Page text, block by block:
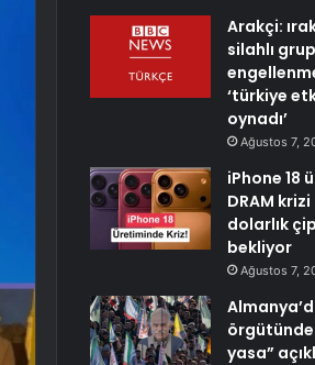
Arakçi:
silahlı
‘türkiye
oynadı’
Ağustos 7,
iPhone 18
DRAM
dolarlık
bekliyor
Ağustos 7,
yasa”